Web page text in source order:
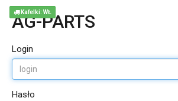
AG-PARTS
Login
Hasło
Kafelki: WŁ